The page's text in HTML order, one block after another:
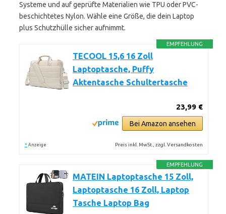
Systeme und auf geprüfte Materialien wie TPU oder PVC-
beschichtetes Nylon. Wähle eine Größe, die dein Laptop
plus Schutzhülle sicher aufnimmt.
EMPFEHLUNG
TECOOL 15,6 16 Zoll
Laptoptasche, Puffy
Aktentasche Schultertasche
23,99 €
Bei Amazon ansehen
* Anzeige Preis inkl. MwSt., zzgl. Versandkosten
EMPFEHLUNG
MATEIN Laptoptasche 15 Zoll,
Laptoptasche 16 Zoll, Laptop
Tasche Laptop Bag